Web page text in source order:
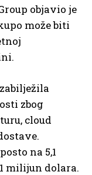
objavio je
može biti
zbog
cloud
na 5,1
milijun dolara.